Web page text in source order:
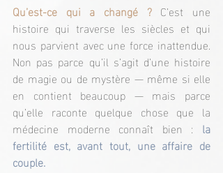
Qu’est-ce qui a changé ? C’est une
histoire qui traverse les siècles et qui
nous parvient avec une force inattendue.
Non pas parce qu’il s’agit d’une histoire
de magie ou de mystère — même si elle
en contient beaucoup — mais parce
qu’elle raconte quelque chose que la
médecine moderne connaît bien : la
fertilité est, avant tout, une affaire de
couple.